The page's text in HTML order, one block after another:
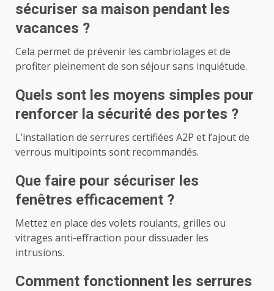
sécuriser sa maison pendant les
vacances ?
Cela permet de prévenir les cambriolages et de
profiter pleinement de son séjour sans inquiétude.
Quels sont les moyens simples pour
renforcer la sécurité des portes ?
L’installation de serrures certifiées A2P et l’ajout de
verrous multipoints sont recommandés.
Que faire pour sécuriser les
fenêtres efficacement ?
Mettez en place des volets roulants, grilles ou
vitrages anti-effraction pour dissuader les
intrusions.
Comment fonctionnent les serrures